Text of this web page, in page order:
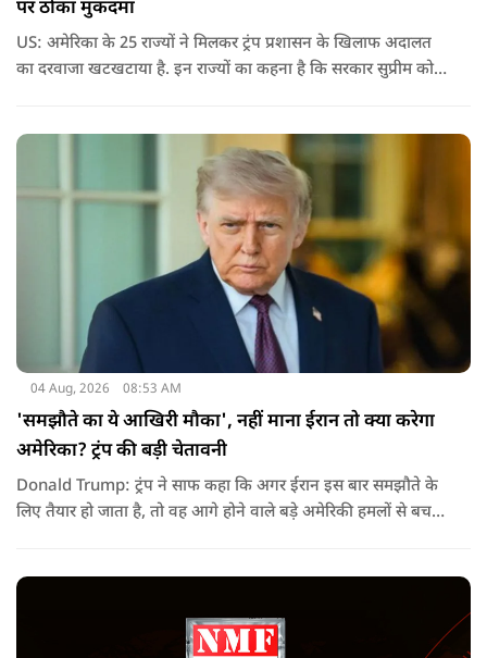
पर ठोका मुकदमा
US: अमेरिका के 25 राज्यों ने मिलकर ट्रंप प्रशासन के खिलाफ अदालत
का दरवाजा खटखटाया है. इन राज्यों का कहना है कि सरकार सुप्रीम कोर्ट
04 Aug, 2026 08:53 AM
'समझौते का ये आखिरी मौका', नहीं माना ईरान तो क्या करेगा
अमेरिका? ट्रंप की बड़ी चेतावनी
Donald Trump: ट्रंप ने साफ कहा कि अगर ईरान इस बार समझौते के
लिए तैयार हो जाता है, तो वह आगे होने वाले बड़े अमेरिकी हमलों से बच